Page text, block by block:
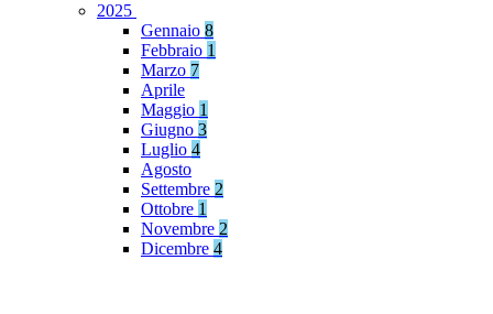
2025
Gennaio 8
Febbraio 1
Marzo 7
Aprile
Maggio 1
Giugno 3
Luglio 4
Agosto
Settembre 2
Ottobre 1
Novembre 2
Dicembre 4